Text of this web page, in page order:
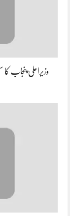
وزیراعلی پنجاب